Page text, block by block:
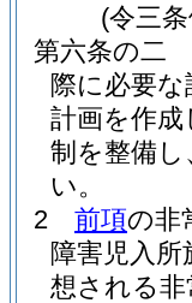
(令三
第六条の二
際に必要
計画を作
制を整備
い。
2
前項の非
障害児入
想される